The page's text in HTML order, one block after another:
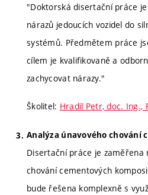
"Doktorská disertační práce
nárazů jedoucích vozidel do
systémů. Předmětem práce
cílem je kvalifikovaně a
zachycovat nárazy."
Školitel: Hradil Petr, doc. Ing.,
Analýza únavového chování
Disertační práce je zaměřena
chování cementových
bude řešena komplexně s